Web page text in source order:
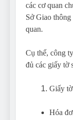
các cơ quan
Sở Giao
quan.
Cụ thể, công
đủ các giấy tờ
Giấy
Hóa